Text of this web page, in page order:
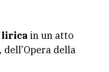
liricain un atto
della